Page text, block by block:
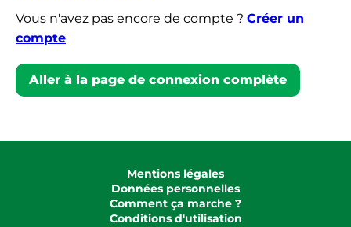
Vous n'avez pas encore de compte ? Créer un
compte
Aller à la page de connexion complète
Mentions légales
Données personnelles
Comment ça marche ?
Conditions d'utilisation